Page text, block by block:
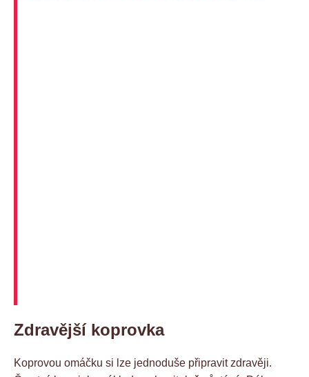
Zdravější koprovka
Koprovou omáčku si lze jednoduše připravit zdravěji.